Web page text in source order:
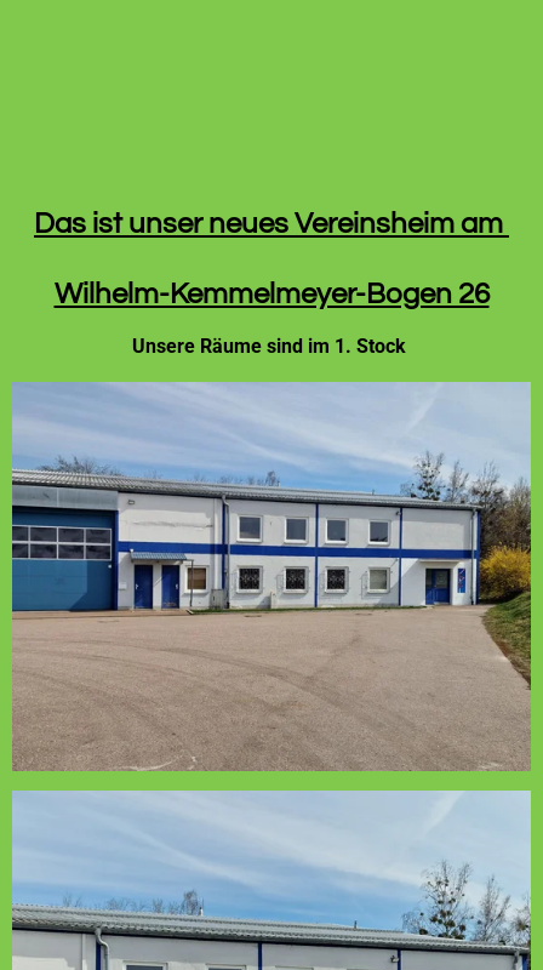
Das ist unser neues Vereinsheim am
Wilhelm-Kemmelmeyer-Bogen 26
Unsere Räume sind im 1. Stock